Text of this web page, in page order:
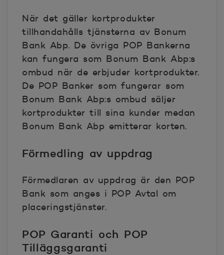
När det gäller kortprodukter
tillhandahålls tjänsterna av Bonum
Bank Abp. De övriga POP Bankerna
kan fungera som Bonum Bank Abp:s
ombud när de erbjuder kortprodukter.
De POP Banker som fungerar som
Bonum Bank Abp:s ombud säljer
kortprodukter till sina kunder medan
Bonum Bank Abp emitterar korten.
Förmedling av uppdrag
Förmedlaren av uppdrag är den POP
Bank som anges i POP Avtal om
placeringstjänster.
POP Garanti och POP
Tilläggsgaranti